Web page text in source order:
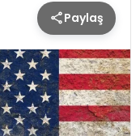
Paylaş